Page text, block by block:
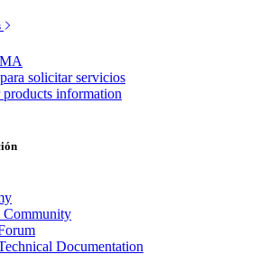
solicitar servicios
information
Documentation